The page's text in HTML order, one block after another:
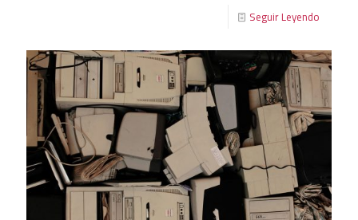
Seguir Leyendo